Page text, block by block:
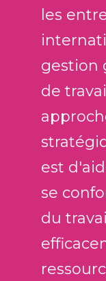
les
gestion
de
est
se
du